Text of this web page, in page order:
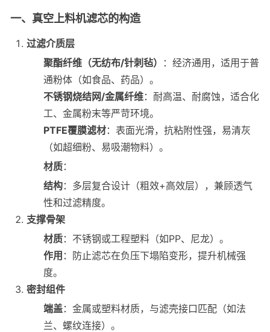
一、真空上料机滤芯的构造
过滤介质层
聚酯纤维（无纺布/针刺毡）
：经济通用，适用于普
通粉体（如食品、药品）。
不锈钢烧结网/金属纤维：耐高温、耐腐蚀，适合化
工、金属粉末等严苛环境。
PTFE覆膜滤材：表面光滑，抗粘附性强，易清灰
（如超细粉、易吸潮物料）。
材质：
结构：多层复合设计（粗效+高效层），兼顾透气
性和过滤精度。
支撑骨架
材质：不锈钢或工程塑料（如PP、尼龙）。
作用 ：防止滤芯在负压下塌陷变形，提升机械强
度。
密封组件
端盖：金属或塑料材质，与滤壳接口匹配（如法
兰、螺纹连接）。